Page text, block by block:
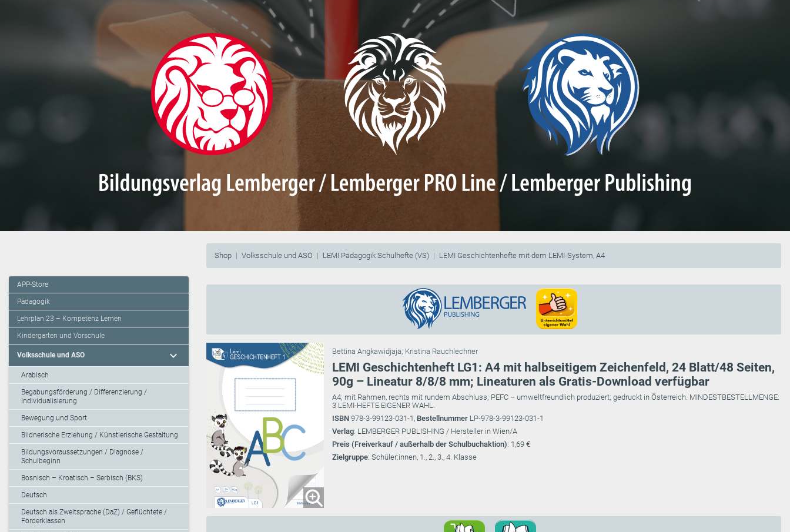
Shop Volksschule und ASO LEMI Pädagogik Schulhefte (VS) LEMI Geschichtenhefte mit dem LEMI-System, A4
APP-Store
Pädagogik
Lehrplan 23 – Kompetenz Lernen
Kindergarten und Vorschule
Volksschule und ASO expand_more
Arabisch
Begabungsförderung / Differenzierung /
Individualisierung
Bewegung und Sport
Bildnerische Erziehung / Künstlerische Gestaltung
Bildungsvoraussetzungen / Diagnose /
Schulbeginn
Bosnisch – Kroatisch – Serbisch (BKS)
Deutsch
Deutsch als Zweitsprache (DaZ) / Geflüchtete /
Förderklassen
Bettina Angkawidjaja; Kristina Rauchlechner
LEMI Geschichtenheft LG1: A4 mit halbseitigem Zeichenfeld, 24 Blatt/48 Seiten,
90g – Lineatur 8/8/8 mm; Lineaturen als Gratis-Download verfügbar
A4; mit Rahmen, rechts mit rundem Abschluss; PEFC – umweltfreundlich produziert; gedruckt in Österreich. MINDESTBESTELLMENGE:
3 LEMI-HEFTE EIGENER WAHL.
ISBN 978-3-99123-031-1, Bestellnummer LP-978-3-99123-031-1
Verlag: LEMBERGER PUBLISHING / Hersteller in Wien/A
Preis (Freiverkauf / außerhalb der Schulbuchaktion): 1,69 €
Zielgruppe: Schüler:innen, 1., 2., 3., 4. Klasse